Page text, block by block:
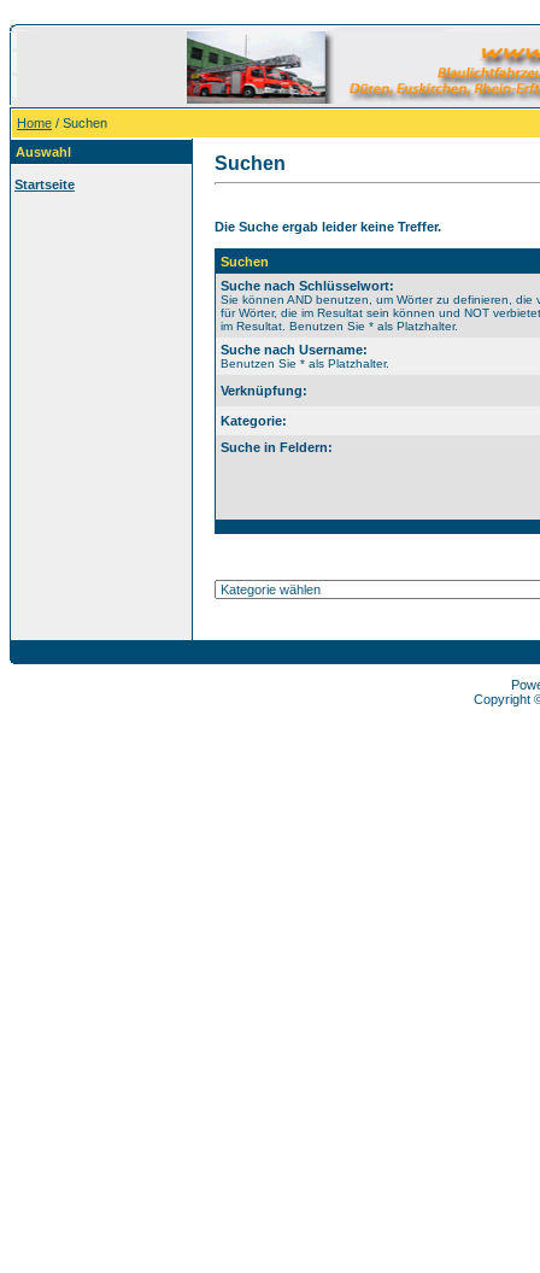
Home / Suchen
Auswahl
Startseite
Suchen
Die Suche ergab leider keine Treffer.
Suchen
Suche nach Schlüsselwort:
Sie können AND benutzen, um Wörter zu definieren, die
für Wörter, die im Resultat sein können und NOT
im Resultat. Benutzen Sie * als Platzhalter.
Suche nach Username:
Benutzen Sie * als Platzhalter.
Verknüpfung:
Kategorie:
Suche in Feldern:
Copyright